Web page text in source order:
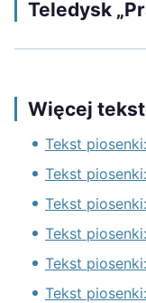
Teledysk
Więcej
Tekst
Tekst
Tekst
Tekst
Tekst
Tekst